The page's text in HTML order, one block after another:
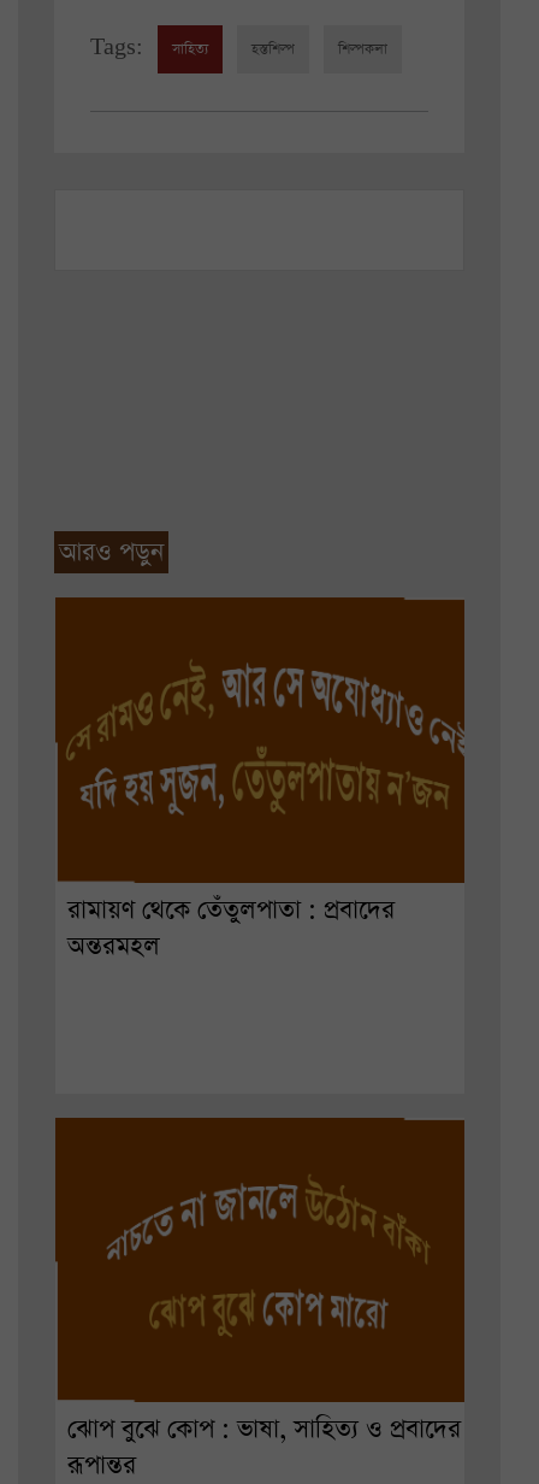
Tags: সাহিত্য হস্তশিল্প শিল্পকলা
আরও পড়ুন
রামায়ণ থেকে তেঁতুলপাতা : প্রবাদের
অন্তরমহল
ঝোপ বুঝে কোপ : ভাষা, সাহিত্য ও প্রবাদের
রূপান্তর